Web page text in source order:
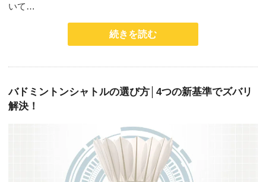
いて…
続きを読む
バドミントンシャトルの選び方│4つの新基準でズバリ
解決！